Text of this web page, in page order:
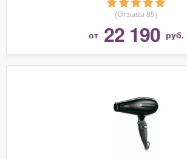
(Отзывы 85)
от 22 190 руб.